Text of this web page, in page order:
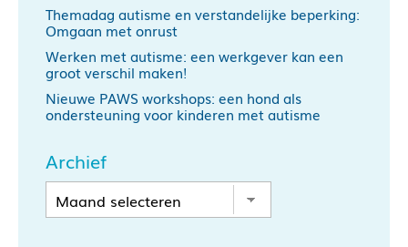
Themadag autisme en verstandelijke beperking:
Omgaan met onrust
Werken met autisme: een werkgever kan een
groot verschil maken!
Nieuwe PAWS workshops: een hond als
ondersteuning voor kinderen met autisme
Archief